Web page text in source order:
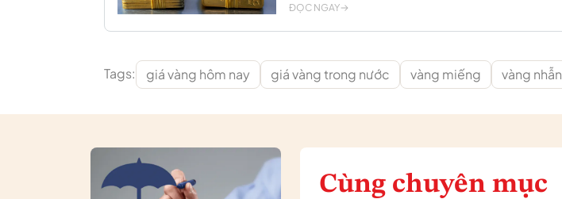
ĐỌC NGAY
Tags: giá vàng hôm nay giá vàng trong nước vàng miếng vàng nhẫn
Cùng chuyên mục